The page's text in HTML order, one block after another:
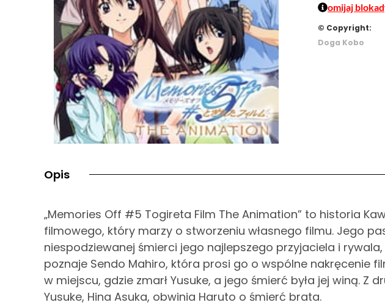
omijaj
© Copyright:
Doga Kobo
Opis
„Memories Off #5 Togireta Film The Animation” to historia
filmowego, który marzy o stworzeniu własnego filmu. Jego
niespodziewanej śmierci jego najlepszego przyjaciela i rywala,
poznaje Sendo Mahiro, która prosi go o wspólne nakręcenie
w miejscu, gdzie zmarł Yusuke, a jego śmierć była jej winą. Z
Yusuke, Hina Asuka, obwinia Haruto o śmierć brata.